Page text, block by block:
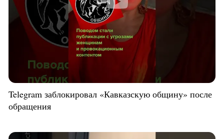
Telegram заблокировал «Кавказскую общину» после
обращения